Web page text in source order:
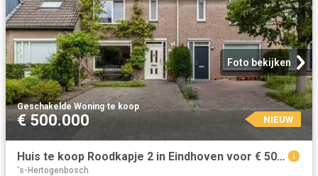
Foto bekijken
Geschakelde Woning·te koop
€ 500.000 NIEUW
Huis te koop Roodkapje 2 in Eindhoven voor € 500.000
's-Hertogenbosch